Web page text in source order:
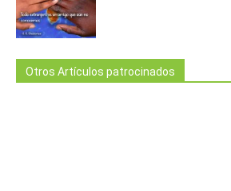
Otros Artículos patrocinados